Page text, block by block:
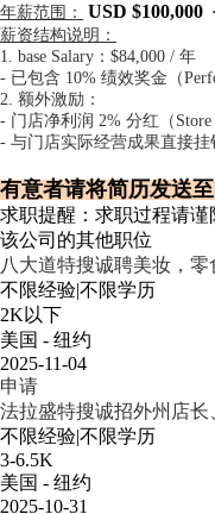
年薪范围： USD $100,000
薪资结构说明：
1. base Salary：$84,000 / 年
- 已包含 10% 绩效奖金（
2. 额外激励：
- 门店净利润 2% 分红（Store
- 与门店实际经营成果直接挂
有意者请将简历发送至
求职提醒：求职过程请谨
该公司的其他职位
八大道特搜诚聘美妆，零
不限经验|不限学历
2K以下
美国 - 纽约
2025-11-04
申请
法拉盛特搜诚招外州店
不限经验|不限学历
3-6.5K
美国 - 纽约
2025-10-31